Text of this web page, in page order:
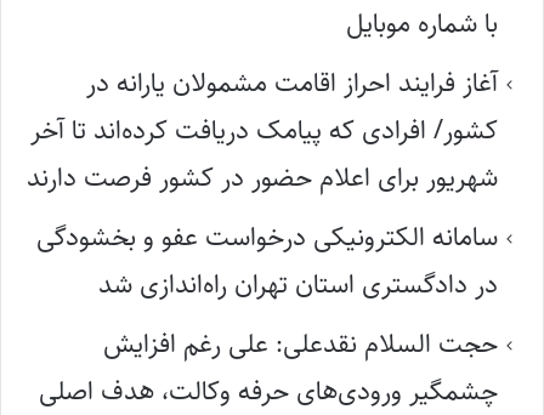
با شماره موبایل
آغاز فرایند احراز اقامت مشمولان یارانه در
کشور/ افرادی که پیامک دریافت کرده‌اند تا آخر
شهریور برای اعلام حضور در کشور فرصت دارند
سامانه الکترونیکی درخواست عفو و بخشودگی
در دادگستری استان تهران راه‌اندازی شد
حجت السلام نقدعلی: علی رغم افزایش
چشمگیر ورودی‌های حرفه وکالت، هدف اصلی